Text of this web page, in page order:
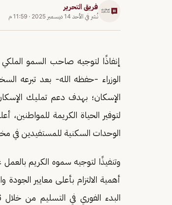
فريق التحرير
نُشر في الأحد 14 ديسمبر 2025 · 11:59 م
إنفاذًا لتوجيه صاحب السمو
الوزراء -حفظه الله- بعد تبرعه
الإسكان؛ بهدف دعم تمليك
لتوفير الحياة الكريمة
الوحدات السكنية للمستفيدين في
أهمية الالتزام بأعلى معايير